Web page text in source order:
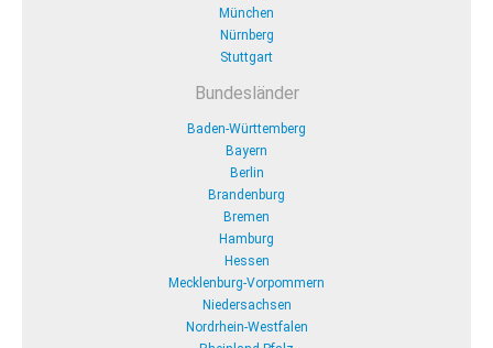
München
Nürnberg
Stuttgart
Bundesländer
Baden-Württemberg
Bayern
Berlin
Brandenburg
Bremen
Hamburg
Hessen
Mecklenburg-Vorpommern
Niedersachsen
Nordrhein-Westfalen